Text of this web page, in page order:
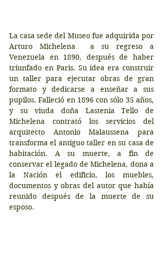
La casa sede del Museo fue adquirida por
Arturo Michelena  a su regreso a
Venezuela en 1890, después de haber
triunfado en Paris. Su idea era construir
un taller para ejecutar obras de gran
formato y dedicarse a enseñar a sus
pupilos. Falleció en 1896 con sólo 35 años,
y su viuda doña Lastenia Tello de
Michelena contrató los servicios del
arquitecto Antonio Malaussena para
transforma el antiguo taller en su casa de
habitación. A su muerte, a fin de
conservar el legado de Michelena, dona a
la Nación el edificio, los muebles,
documentos y obras del autor que había
reunido después de la muerte de su
esposo.